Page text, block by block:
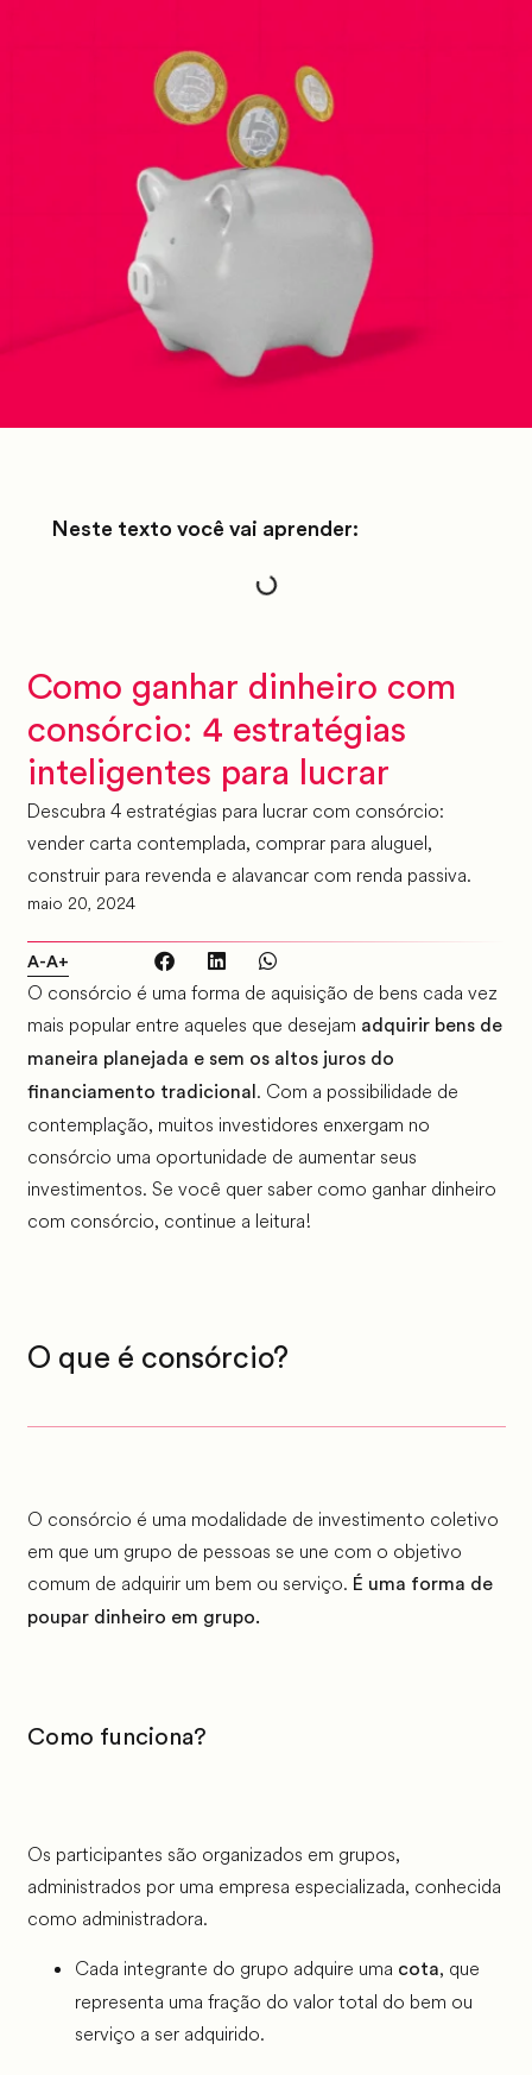
Como ganhar dinheiro com
consórcio: 4 estratégias
inteligentes para lucrar
Descubra 4 estratégias para lucrar com consórcio:
vender carta contemplada, comprar para aluguel,
construir para revenda e alavancar com renda passiva.
maio 20, 2024
A-A+
O consórcio é uma forma de aquisição de bens cada vez
mais popular entre aqueles que desejam adquirir bens de
maneira planejada e sem os altos juros do
financiamento tradicional . Com a possibilidade de
contemplação, muitos investidores enxergam no
consórcio uma oportunidade de aumentar seus
investimentos. Se você quer saber como ganhar dinheiro
com consórcio, continue a leitura!
O que é consórcio?
O consórcio é uma modalidade de investimento coletivo
em que um grupo de pessoas se une com o objetivo
comum de adquirir um bem ou serviço. É uma forma de
poupar dinheiro em grupo.
Como funciona?
Os participantes são organizados em grupos,
administrados por uma empresa especializada, conhecida
como administradora.
Cada integrante do grupo adquire uma cota, que
representa uma fração do valor total do bem ou
serviço a ser adquirido.
Neste texto você vai aprender: